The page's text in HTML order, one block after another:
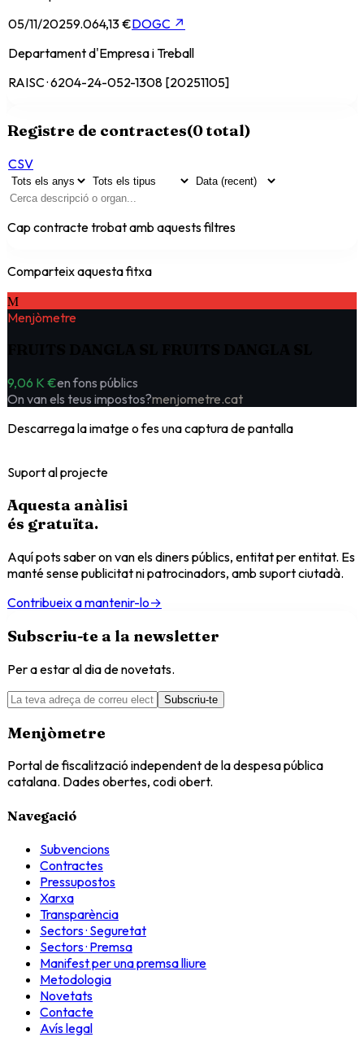
05/11/20259.064,13 €DOGC ↗
Departament d'Empresa i Treball
RAISC · 6204-24-052-1308 [20251105]
Registre de contractes(0total)
CSV
Cap contracte trobat amb aquests filtres
Comparteix aquesta fitxa
M
Menjòmetre
9,06 K €en fons públics
On van els teus impostos?menjometre.cat
Descarrega la imatge o fes una captura de pantalla
Suport al projecte
Aquesta anàlisi
és gratuïta.
Aquí pots saber on van els diners públics, entitat per entitat. Es
manté sense publicitat ni patrocinadors, amb suport ciutadà.
Contribueix a mantenir-lo→
Subscriu-te a la newsletter
Per a estar al dia de novetats.
Subscriu-te
Menjòmetre
Portal de fiscalització independent de la despesa pública
catalana. Dades obertes, codi obert.
Navegació
Subvencions
Contractes
Pressupostos
Xarxa
Transparència
Sectors · Seguretat
Sectors · Premsa
Manifest per una premsa lliure
Metodologia
Novetats
Contacte
Avís legal